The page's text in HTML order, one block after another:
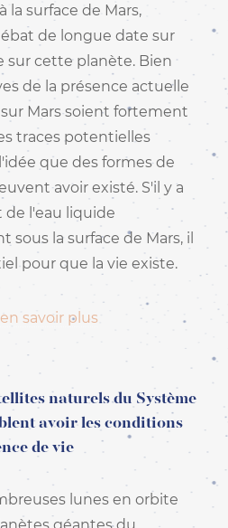
la surface de Mars,
de longue date sur
sur cette planète. Bien
de la présence actuelle
Mars soient fortement
traces potentielles
que des formes de
avoir existé. S'il y a
l'eau liquide
sous la surface de Mars, il
pour que la vie existe.
savoir plus
naturels du Système
avoir les conditions
de vie
lunes en orbite